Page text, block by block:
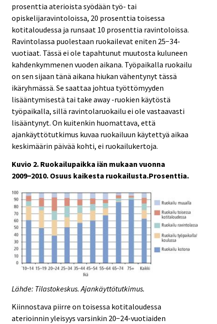
prosenttia aterioista syödään työ- tai
opiskelijaravintoloissa, 20 prosenttia toisessa
kotitaloudessa ja runsaat 10 prosenttia ravintoloissa.
Ravintolassa puolestaan ruokailevat eniten 25−34-
vuotiaat. Tässä ei ole tapahtunut muutosta kuluneen
kahdenkymmenen vuoden aikana. Työpaikalla ruokailu
on sen sijaan tänä aikana hiukan vähentynyt tässä
ikäryhmässä. Se saattaa johtua työttömyyden
lisääntymisestä tai take away -ruokien käytöstä
työpaikalla, sillä ravintolaruokailu ei ole vastaavasti
lisääntynyt. On kuitenkin huomattava, että
ajankäyttötutkimus kuvaa ruokailuun käytettyä aikaa
keskimäärin päivää kohti, ei ruokailukertoja.
Kuvio 2. Ruokailupaikka iän mukaan vuonna
2009−2010. Osuus kaikesta ruokailusta.Prosenttia.
Lähde: Tilastokeskus. Ajankäyttötutkimus.
Kiinnostava piirre on toisessa kotitaloudessa
aterioinnin yleisyys varsinkin 20−24-vuotiaiden